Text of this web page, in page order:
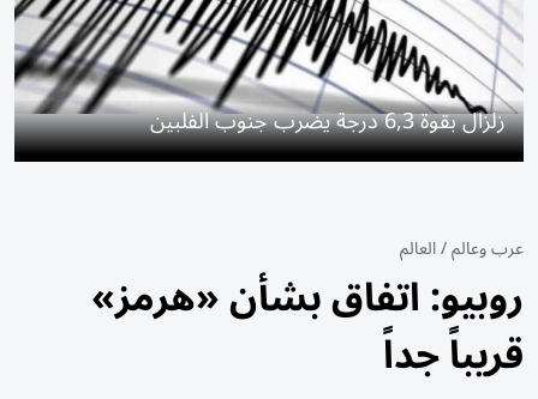
زلزال بقوة 6,3 درجة يضرب جنوب الفلبين
عرب وعالم/العالم
روبيو: اتفاق بشأن «هرمز»
قريباً جداً